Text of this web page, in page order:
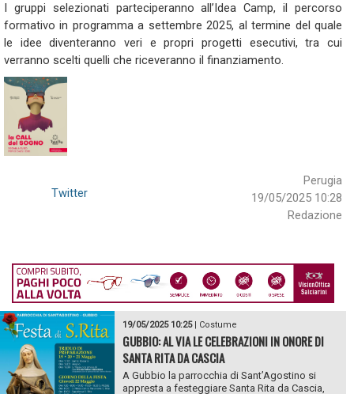
I gruppi selezionati parteciperanno all’Idea Camp, il percorso
formativo in programma a settembre 2025, al termine del quale
le idee diventeranno veri e propri progetti esecutivi, tra cui
verranno scelti quelli che riceveranno il finanziamento.
Perugia
19/05/2025 10:28
Redazione
Twitter
19/05/2025 10:25| Costume
GUBBIO: AL VIA LE CELEBRAZIONI IN ONORE DI
SANTA RITA DA CASCIA
A Gubbio la parrocchia di Sant’Agostino si
appresta a festeggiare Santa Rita da Cascia,